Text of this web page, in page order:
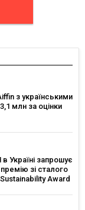
з українськими
млн за оцінки
Україні запрошує
зі сталого
Award